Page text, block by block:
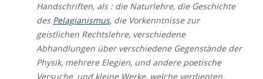
Handschriften, als : die Naturlehre, die Geschichte
des Pelagianismus, die Vorkenntnisse zur
geistlichen Rechtslehre, verschiedene
Abhandlungen über verschiedene Gegenstände der
Physik, mehrere Elegien, und andere poetische
Versuche, und kleine Werke, welche verdienten,